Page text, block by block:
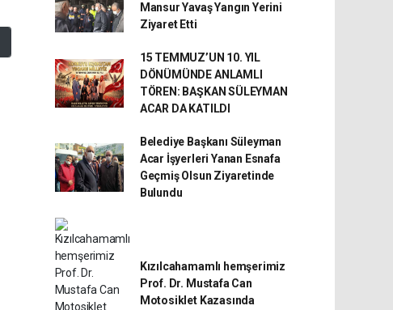
Mansur Yavaş Yangın Yerini
Ziyaret Etti
15 TEMMUZ’UN 10. YIL
DÖNÜMÜNDE ANLAMLI
TÖREN: BAŞKAN SÜLEYMAN
ACAR DA KATILDI
Belediye Başkanı Süleyman
Acar İşyerleri Yanan Esnafa
Geçmiş Olsun Ziyaretinde
Bulundu
Kızılcahamamlı hemşerimiz
Prof. Dr. Mustafa Can
Motosiklet Kazasında